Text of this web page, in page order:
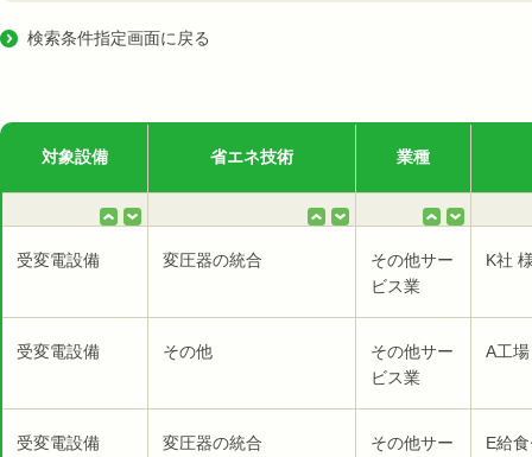
検索条件指定画面に戻る
対象設備 省エネ技術 業種
受変電設備 変圧器の統合
その他サー
ビス業
K社
受変電設備 その他
その他サー
ビス業
A工
受変電設備 変圧器の統合
その他サー
E給